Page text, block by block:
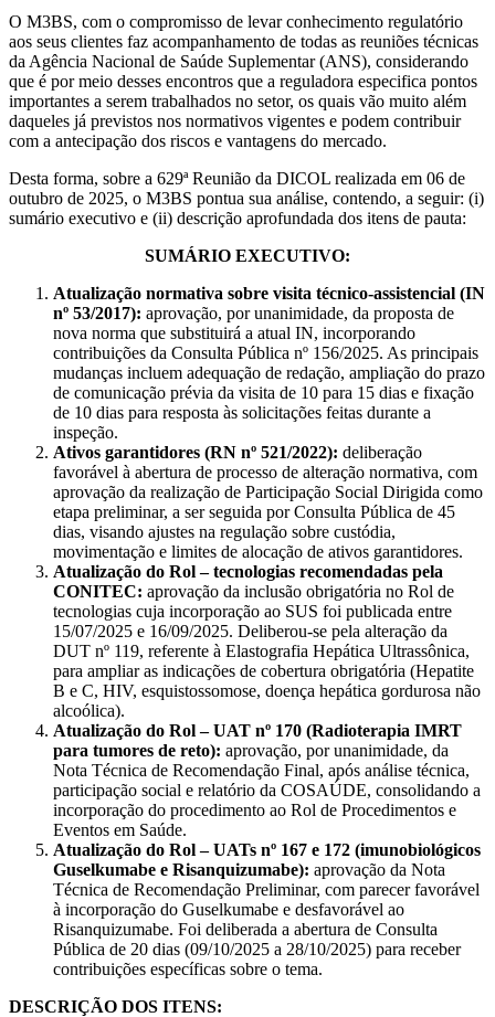
O M3BS, com o compromisso de levar conhecimento regulatório
aos seus clientes faz acompanhamento de todas as reuniões técnicas
da Agência Nacional de Saúde Suplementar (ANS), considerando
que é por meio desses encontros que a reguladora especifica pontos
importantes a serem trabalhados no setor, os quais vão muito além
daqueles já previstos nos normativos vigentes e podem contribuir
com a antecipação dos riscos e vantagens do mercado.
Desta forma, sobre a 629ª Reunião da DICOL realizada em 06 de
outubro de 2025, o M3BS pontua sua análise, contendo, a seguir: (i)
sumário executivo e (ii) descrição aprofundada dos itens de pauta:
SUMÁRIO EXECUTIVO:
Atualização normativa sobre visita técnico-assistencial (IN
nº 53/2017): aprovação, por unanimidade, da proposta de
nova norma que substituirá a atual IN, incorporando
contribuições da Consulta Pública nº 156/2025. As principais
mudanças incluem adequação de redação, ampliação do prazo
de comunicação prévia da visita de 10 para 15 dias e fixação
de 10 dias para resposta às solicitações feitas durante a
inspeção.
Ativos garantidores (RN nº 521/2022): deliberação
favorável à abertura de processo de alteração normativa, com
aprovação da realização de Participação Social Dirigida como
etapa preliminar, a ser seguida por Consulta Pública de 45
dias, visando ajustes na regulação sobre custódia,
movimentação e limites de alocação de ativos garantidores.
Atualização do Rol – tecnologias recomendadas pela
CONITEC: aprovação da inclusão obrigatória no Rol de
tecnologias cuja incorporação ao SUS foi publicada entre
15/07/2025 e 16/09/2025. Deliberou-se pela alteração da
DUT nº 119, referente à Elastografia Hepática Ultrassônica,
para ampliar as indicações de cobertura obrigatória (Hepatite
B e C, HIV, esquistossomose, doença hepática gordurosa não
alcoólica).
Atualização do Rol – UAT nº 170 (Radioterapia IMRT
para tumores de reto): aprovação, por unanimidade, da
Nota Técnica de Recomendação Final, após análise técnica,
participação social e relatório da COSAÚDE, consolidando a
incorporação do procedimento ao Rol de Procedimentos e
Eventos em Saúde.
Atualização do Rol – UATs nº 167 e 172 (imunobiológicos
Guselkumabe e Risanquizumabe): aprovação da Nota
Técnica de Recomendação Preliminar, com parecer favorável
à incorporação do Guselkumabe e desfavorável ao
Risanquizumabe. Foi deliberada a abertura de Consulta
Pública de 20 dias (09/10/2025 a 28/10/2025) para receber
contribuições específicas sobre o tema.
DESCRIÇÃO DOS ITENS: